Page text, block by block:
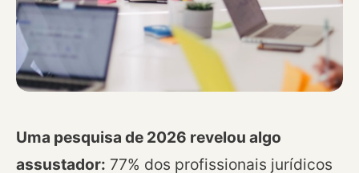
Uma pesquisa de 2026 revelou algo
assustador: 77% dos profissionais jurídicos